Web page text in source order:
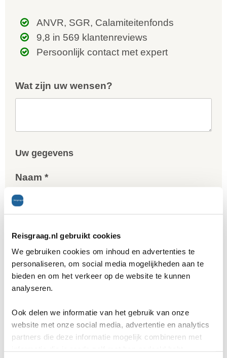
Reisgraag.nl gebruikt cookies
We gebruiken cookies om inhoud en advertenties te
personaliseren, om social media mogelijkheden aan te
bieden en om het verkeer op de website te kunnen
analyseren.
Ook delen we informatie van het gebruik van onze
website met onze social media, advertentie en analytics
partners die deze informatie mogelijk combineren met
ANVR, SGR, Calamiteitenfonds
9,8 in 569 klantenreviews
Persoonlijk contact met expert
Wat zijn uw wensen?
Uw gegevens
Naam *
Telefoon *
Gratis reisvoorstel